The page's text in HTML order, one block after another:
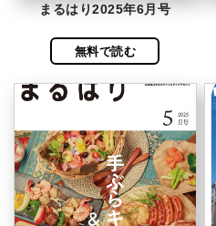
まるはり2025年6月号
無料で読む